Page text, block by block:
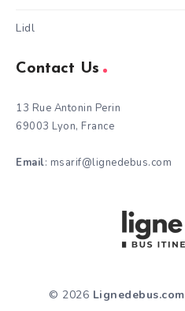
Lidl
Contact Us
13 Rue Antonin Perin
69003 Lyon, France
Email: msarif@lignedebus.com
© 2026 Lignedebus.com